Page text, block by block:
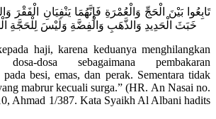
تَابِعُوا بَيْنَ الْحَجِّ وَالْعُمْرَةِ فَإِنَّهُمَا يَنْفِيَانِ الْفَقْرَ
خَبَثَ الْحَدِيدِ وَالذَّهَبِ وَالْفِضَّةِ وَلَيْسَ لِلْحَجَّةِ
haji, karena keduanya menghilangkan
dosa sebagaimana pembakaran
besi, emas, dan perak. Sementara tidak
mabrur kecuali surga.” (HR. An Nasai no.
Ahmad 1/387. Kata Syaikh Al Albani hadits